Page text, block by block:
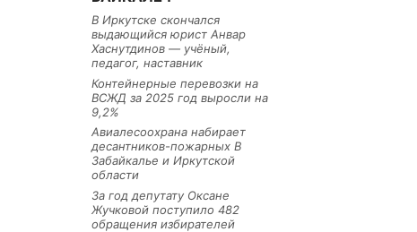
В Иркутске скончался
выдающийся юрист Анвар
Хаснутдинов — учёный,
педагог, наставник
Контейнерные перевозки на
ВСЖД за 2025 год выросли на
9,2%
Авиалесоохрана набирает
десантников-пожарных В
Забайкалье и Иркутской
области
За год депутату Оксане
Жучковой поступило 482
обращения избирателей